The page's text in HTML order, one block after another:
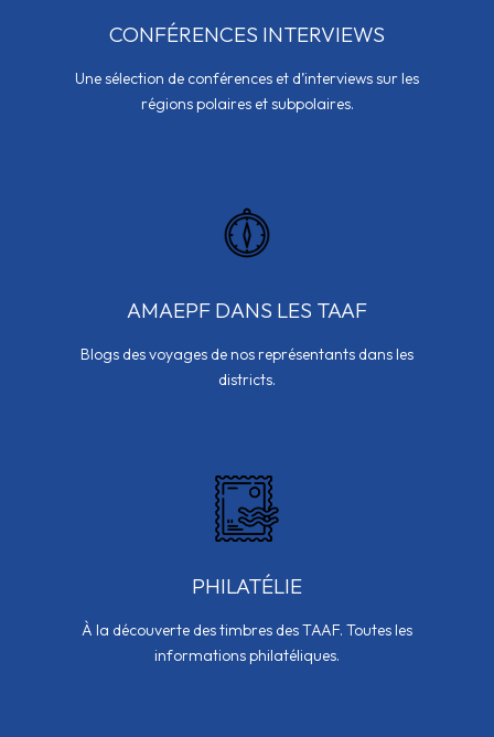
CONFÉRENCES INTERVIEWS
Une sélection de conférences et d’interviews sur les
régions polaires et subpolaires.
AMAEPF DANS LES TAAF
Blogs des voyages de nos représentants dans les
districts.
PHILATÉLIE
À la découverte des timbres des TAAF. Toutes les
informations philatéliques.